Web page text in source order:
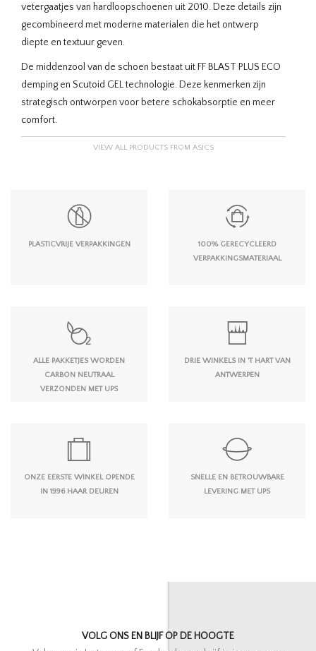
vetergaatjes van hardloopschoenen uit 2010. Deze details zijn
gecombineerd met moderne materialen die het ontwerp
diepte en textuur geven.​
De middenzool van de schoen bestaat uit FF BLAST PLUS ECO
demping en Scutoid GEL technologie. Deze kenmerken zijn
strategisch ontworpen voor betere schokabsorptie en meer
comfort.
VIEW ALL PRODUCTS FROM ASICS
PLASTICVRIJE VERPAKKINGEN
100% GERECYCLEERD
VERPAKKINGSMATERIAAL
ALLE PAKKETJES WORDEN
CARBON NEUTRAAL
VERZONDEN MET UPS
DRIE WINKELS IN 'T HART VAN
ANTWERPEN
ONZE EERSTE WINKEL OPENDE
IN 1996 HAAR DEUREN
SNELLE EN BETROUWBARE
LEVERING MET UPS
VOLG ONS EN BLIJF OP DE HOOGTE